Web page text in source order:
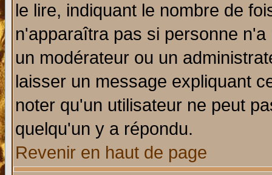
le lire, indiquant le nombre de
n'apparaîtra pas si personne
un modérateur ou un
laisser un message expliquant
noter qu'un utilisateur ne peut
quelqu'un y a répondu.
Revenir en haut de page